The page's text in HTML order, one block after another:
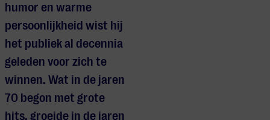
humor en warme
persoonlijkheid wist hij
het publiek al decennia
geleden voor zich te
winnen. Wat in de jaren
70 begon met grote
hits, groeide in de jaren